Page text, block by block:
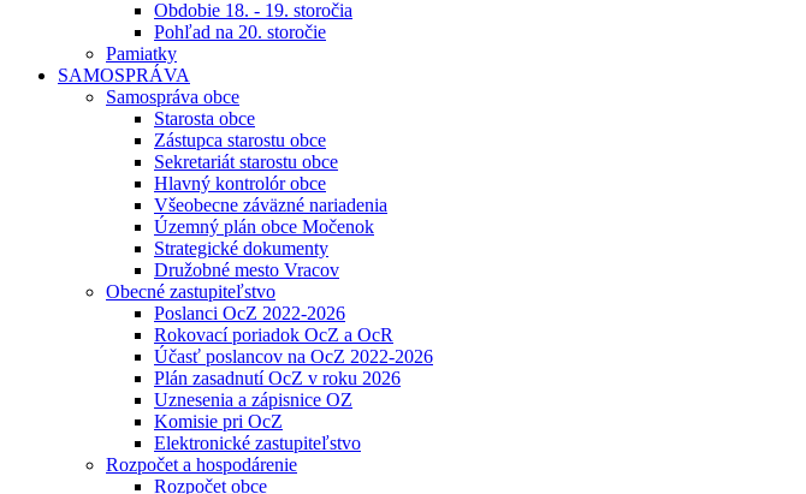
Obdobie 18. - 19. storočia
Pohľad na 20. storočie
Pamiatky
SAMOSPRÁVA
Samospráva obce
Starosta obce
Zástupca starostu obce
Sekretariát starostu obce
Hlavný kontrolór obce
Všeobecne záväzné nariadenia
Územný plán obce Močenok
Strategické dokumenty
Družobné mesto Vracov
Obecné zastupiteľstvo
Poslanci OcZ 2022-2026
Rokovací poriadok OcZ a OcR
Účasť poslancov na OcZ 2022-2026
Plán zasadnutí OcZ v roku 2026
Uznesenia a zápisnice OZ
Komisie pri OcZ
Elektronické zastupiteľstvo
Rozpočet a hospodárenie
Rozpočet obce